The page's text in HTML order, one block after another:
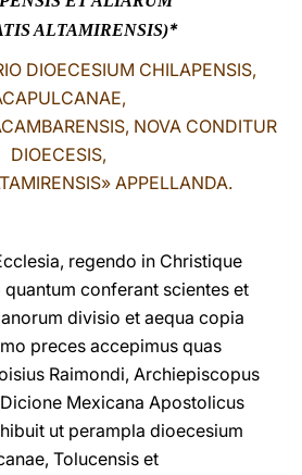
ALTAMIRENSIS)*
DIOECESIUM CHILAPENSIS,
NOVA CONDITUR
DIOECESIS,
APPELLANDA.
regendo in Christique
conferant scientes et
divisio et aequa copia
preces accepimus quas
Raimondi, Archiepiscopus
Mexicana Apostolicus
ut perampla dioecesium
Tolucensis et